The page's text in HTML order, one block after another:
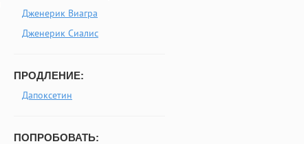
Дженерик Виагра
Дженерик Сиалис
ПРОДЛЕНИЕ:
Дапоксетин
ПОПРОБОВАТЬ: